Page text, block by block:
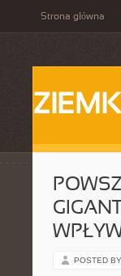
Strona główna
POSTED